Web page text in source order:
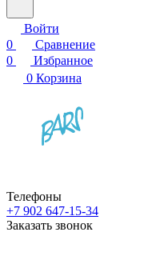
Войти
0
Сравнение
0
Избранное
0 Корзина
Телефоны
+7 902 647-15-34
Заказать звонок